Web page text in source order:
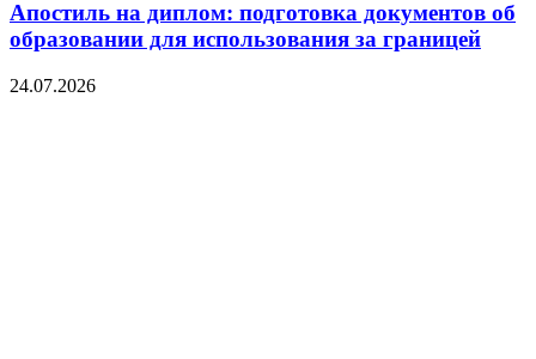
Апостиль на диплом: подготовка документов об
образовании для использования за границей
24.07.2026